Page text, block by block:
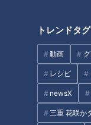
トレンドタグ
動画
レシピ
newsX
三重 花咲か
と楽しめる名古屋市
タグ
大家族